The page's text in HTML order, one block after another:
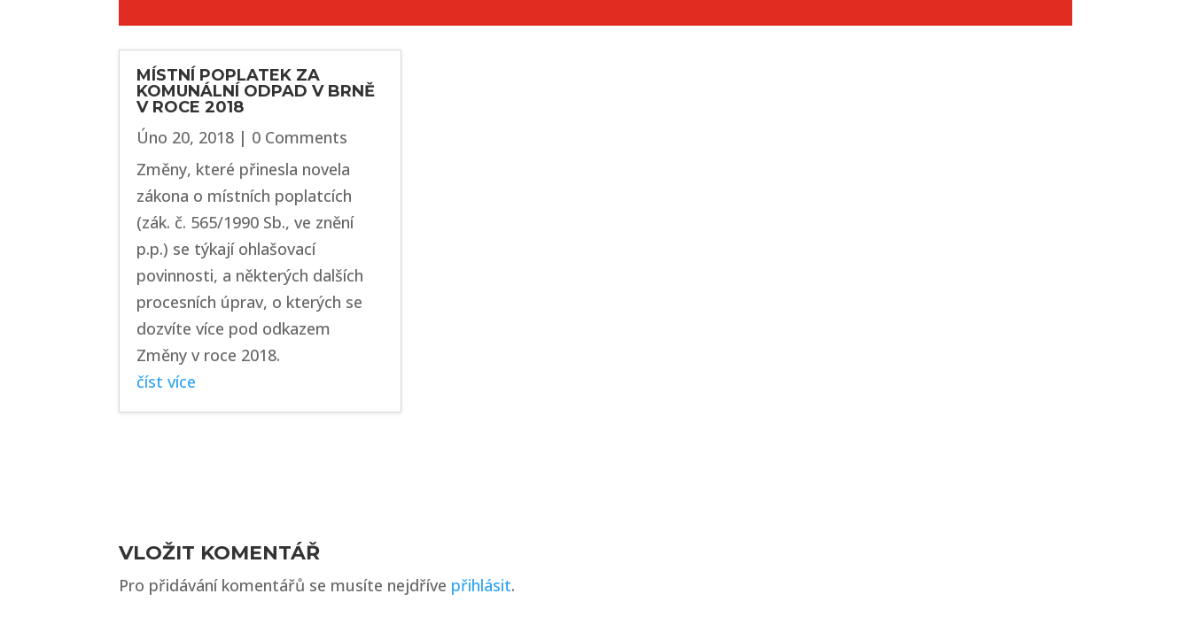
MÍSTNÍ POPLATEK ZA
KOMUNÁLNÍ ODPAD V BRNĚ
V ROCE 2018
Úno 20, 2018 | 0 Comments
Změny, které přinesla novela
zákona o místních poplatcích
(zák. č. 565/1990 Sb., ve znění
p.p.) se týkají ohlašovací
povinnosti, a některých dalších
procesních úprav, o kterých se
dozvíte více pod odkazem
Změny v roce 2018.
číst více
VLOŽIT KOMENTÁŘ
Pro přidávání komentářů se musíte nejdříve přihlásit.